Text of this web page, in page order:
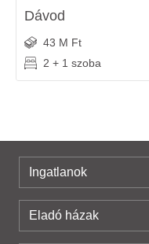
Dávod
43 M Ft
2 + 1 szoba
Ingatlanok
Eladó házak